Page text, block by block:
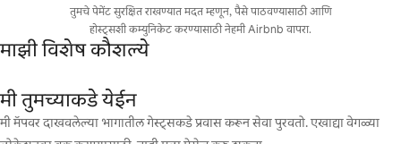
तुमचे पेमेंट सुरक्षित राखण्यात मदत म्हणून, पैसे पाठवण्यासाठी आणि
होस्ट्सशी कम्युनिकेट करण्यासाठी नेहमी Airbnb वापरा.
माझी विशेष कौशल्ये
मी तुमच्याकडे येईन
मी मॅपवर दाखवलेल्या भागातील गेस्ट्सकडे प्रवास करून सेवा पुरवतो. एखाद्या वेगळ्या